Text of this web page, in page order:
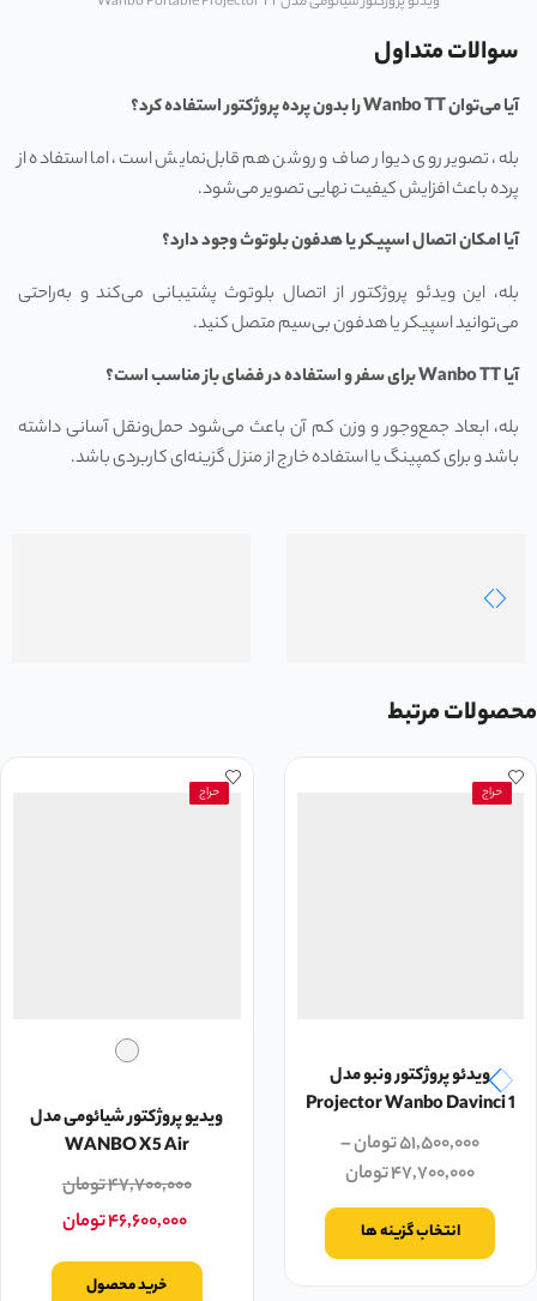
سوالات متداول
آیا می‌توانWanbo TTرا بدون پرده پروژکتور استفاده کرد؟
بله، تصویر روی دیوار صاف و روشن هم قابل‌نمایش است، اما استفاده از
پرده باعث افزایش کیفیت نهایی تصویر می‌شود.
آیا امکان اتصال اسپیکر یا هدفون بلوتوث وجود دارد؟
بله، این ویدئو پروژکتور از اتصال بلوتوث پشتیبانی می‌کند و به‌راحتی
می‌توانید اسپیکر یا هدفون بی‌سیم متصل کنید.
آیاWanbo TTبرای سفر و استفاده در فضای باز مناسب است؟
بله، ابعاد جمع‌وجور و وزن کم آن باعث می‌شود حمل‌ونقل آسانی داشته
باشد و برای کمپینگ یا استفاده خارج از منزل گزینه‌ای کاربردی باشد.
محصولات مرتبط
حراج
ویدئو پروژکتور ونبو مدل
Projector Wanbo Davinci 1
۵۱,۵۰۰,۰۰۰تومان–
۴۷,۷۰۰,۰۰۰تومان
انتخاب گزینه ها
حراج
ویدیو پروژکتور شیائومی مدل
WANBO X5 Air
۴۷,۷۰۰,۰۰۰تومان
۴۶,۶۰۰,۰۰۰تومان
خرید محصول